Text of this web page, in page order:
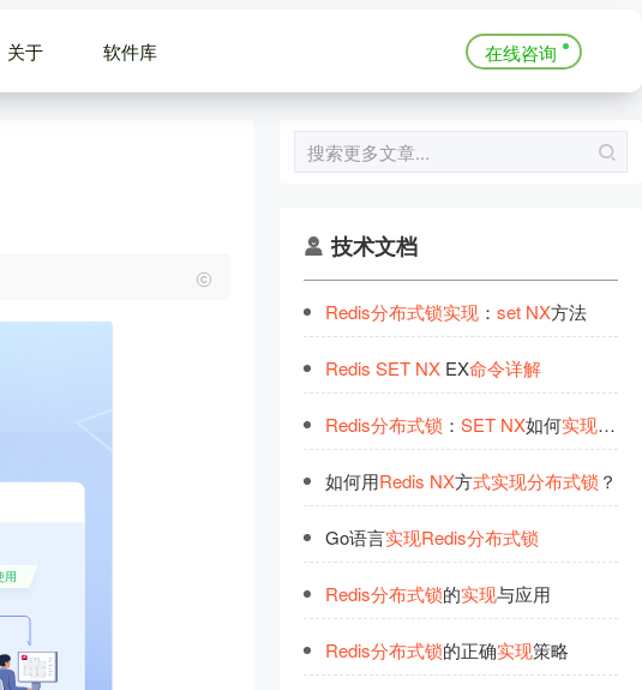
关于 软件库 在线咨询
技术文档
Redis分布式锁实现： set NX方法
Redis SET NXEX命令详解
Redis分布式锁 ： SET NX如何实现原子
如何用Redis NX方式实现分布式锁 ？
Go语言实现Redis分布式锁
Redis分布式锁的实现与应用
Redis分布式锁的正确实现策略